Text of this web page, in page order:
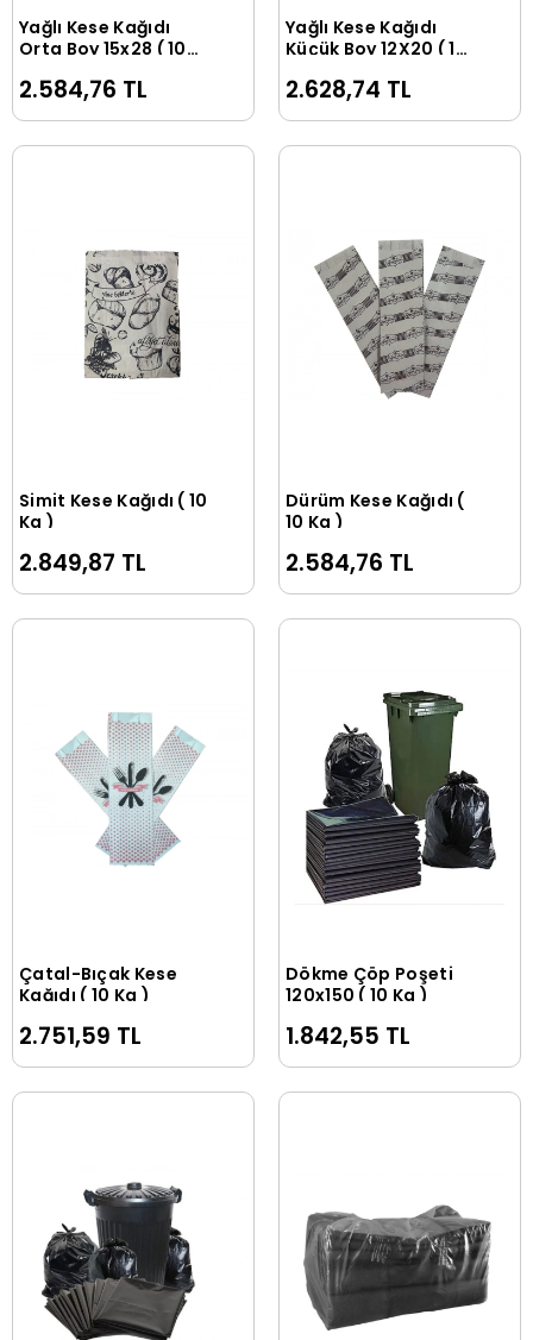
Sepete Ekle
Yağlı Kese Kağıdı
Orta Boy 15x28 ( 10
2.584,76 TL
Sepete Ekle
Yağlı Kese Kağıdı
Küçük Boy 12X20 ( 10
2.628,74 TL
Sepete Ekle
Simit Kese Kağıdı ( 10
Kg )
2.849,87 TL
Sepete Ekle
Dürüm Kese Kağıdı (
10 Kg )
2.584,76 TL
Sepete Ekle
Çatal-Bıçak Kese
Kağıdı ( 10 Kg )
2.751,59 TL
Sepete Ekle
Dökme Çöp Poşeti
120x150 ( 10 Kg )
1.842,55 TL